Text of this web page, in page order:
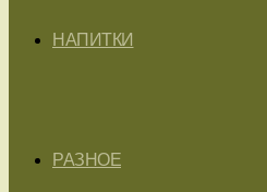
НАПИТКИ
РАЗНОЕ